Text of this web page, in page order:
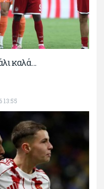
καλά…
13:55